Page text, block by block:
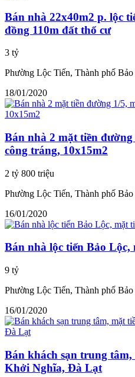
Bán nhà 22x40m2 p. lộc
đồng 110m đất thổ cư
3 tỷ
Phường Lộc Tiến, Thành phố
18/01/2020
Bán nhà 2 mặt tiền
công tráng, 10x15m2
2 tỷ 800 triệu
Phường Lộc Tiến, Thành phố
16/01/2020
Bán nhà lộc tiến Bảo Lộc,
9 tỷ
Phường Lộc Tiến, Thành phố
16/01/2020
Bán khách sạn trung
Khởi Nghĩa, Đà Lạt